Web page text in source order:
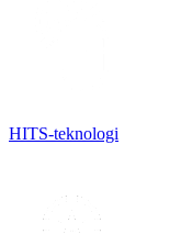
HITS-teknologi